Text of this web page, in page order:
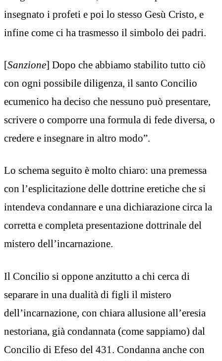
insegnato i profeti e poi lo stesso Gesù Cristo, e
infine come ci ha trasmesso il simbolo dei padri.
[Sanzione] Dopo che abbiamo stabilito tutto ciò
con ogni possibile diligenza, il santo Concilio
ecumenico ha deciso che nessuno può presentare,
scrivere o comporre una formula di fede diversa, o
credere e insegnare in altro modo”.
Lo schema seguito è molto chiaro: una premessa
con l’esplicitazione delle dottrine eretiche che si
intendeva condannare e una dichiarazione circa la
corretta e completa presentazione dottrinale del
mistero dell’incarnazione.
Il Concilio si oppone anzitutto a chi cerca di
separare in una dualità di figli il mistero
dell’incarnazione, con chiara allusione all’eresia
nestoriana, già condannata (come sappiamo) dal
Concilio di Efeso del 431. Condanna anche con